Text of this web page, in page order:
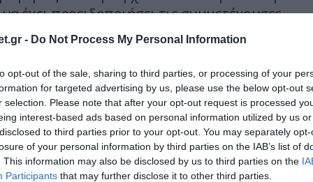
- Do Not Process My Personal Information
opt-out of the sale, sharing to third parties, or processing of your
for targeted advertising by us, please use the below opt-out
selection. Please note that after your opt-out request is processed
interest-based ads based on personal information utilized by us
to third parties prior to your opt-out. You may separately
of your personal information by third parties on the IAB’s list of
This information may also be disclosed by us to third parties on the
Participants that may further disclose it to other third parties.
να έχει προειδοποιήσει τις συμμετέχουσες
αεροσκάφους Α400Μ χώρες ότι πρέπει να
για το μέλλον του προγράμματος.
κάθε μήνα καθυστερήσεων της
ευρώ, με αποτέλεσμα η εταιρεία να ζητά
των χωρών που συμμετέχουν στο
που πρέπει να ληφθεί μέχρι τα τέλη
Εκτιμάται ότι η πιθανότητες αυτό να